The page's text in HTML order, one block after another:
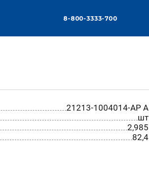
8-800-3333-700
21213-1004014-АР A
шт
2,985
82,4